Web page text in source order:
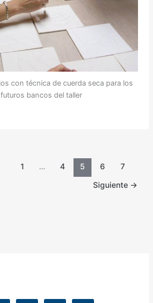
con técnica de cuerda seca para los
futuros bancos del taller
1 … 4 5 6
7
Siguiente →